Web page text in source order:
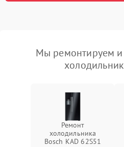
Мы ремонтируем и
Ремонт
холодильника
Bosch KAD 62S51